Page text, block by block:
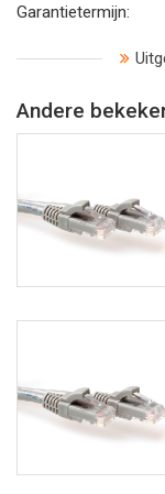
Garantietermijn:
Andere